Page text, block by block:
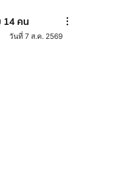
14 คน
วันที่ 7 ส.ค. 2569